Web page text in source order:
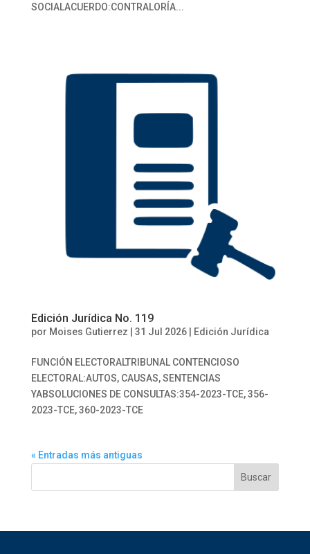
SOCIALACUERDO:CONTRALORÍA...
Edición Jurídica No. 119
por Moises Gutierrez 31 Jul 2026| Edición Jurídica
FUNCIÓN ELECTORALTRIBUNAL CONTENCIOSO
ELECTORAL:AUTOS, CAUSAS, SENTENCIAS
YABSOLUCIONES DE CONSULTAS:354-2023-TCE, 356-
2023-TCE, 360-2023-TCE
« Entradas más antiguas
Buscar